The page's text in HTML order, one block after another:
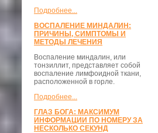
Подробнее...
ВОСПАЛЕНИЕ МИНДАЛИН:
ПРИЧИНЫ, СИМПТОМЫ И
МЕТОДЫ ЛЕЧЕНИЯ
Воспаление миндалин, или
тонзиллит, представляет собой
воспаление лимфоидной ткани,
расположенной в горле.
Подробнее...
ГЛАЗ БОГА: МАКСИМУМ
ИНФОРМАЦИИ ПО НОМЕРУ ЗА
НЕСКОЛЬКО СЕКУНД